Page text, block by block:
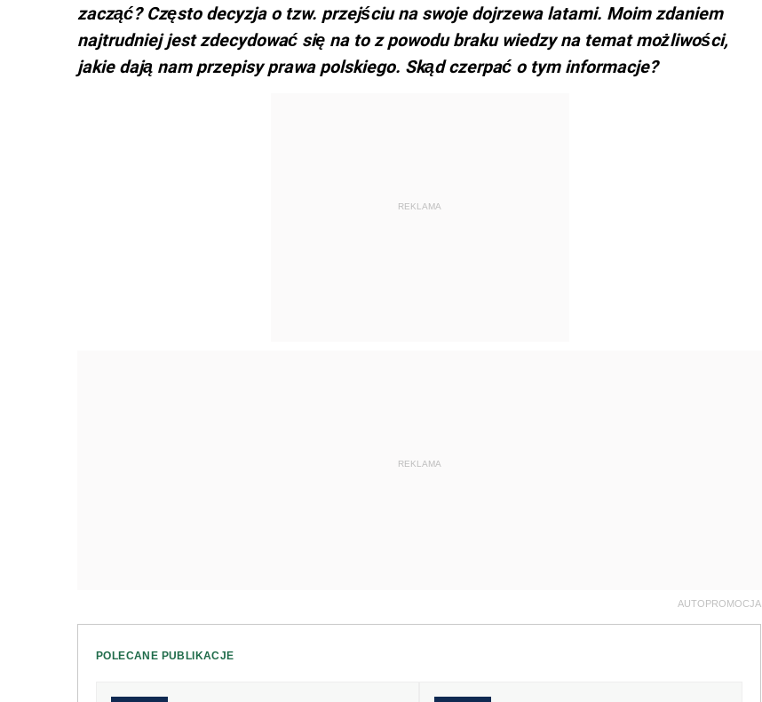
zacząć? Często decyzja o tzw. przejściu na swoje dojrzewa latami. Moim zdaniem
najtrudniej jest zdecydować się na to z powodu braku wiedzy na temat możliwości,
jakie dają nam przepisy prawa polskiego. Skąd czerpać o tym informacje?
REKLAMA
REKLAMA
AUTOPROMOCJA
POLECANE PUBLIKACJE